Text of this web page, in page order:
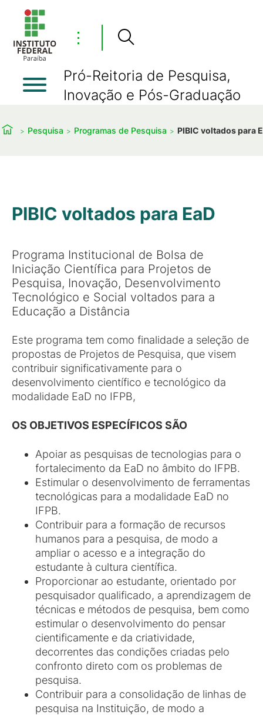
⋮
Pró-Reitoria de Pesquisa,
Inovação e Pós-Graduação
Pesquisa Programas de Pesquisa PIBIC voltados para
PIBIC voltados para EaD
Programa Institucional de Bolsa de
Iniciação Científica para Projetos de
Pesquisa, Inovação, Desenvolvimento
Tecnológico e Social voltados para a
Educação a Distância
Este programa tem como finalidade a seleção de
propostas de Projetos de Pesquisa, que visem
contribuir significativamente para o
desenvolvimento científico e tecnológico da
modalidade EaD no IFPB,
OS OBJETIVOS ESPECÍFICOS SÃO
Apoiar as pesquisas de tecnologias para o
fortalecimento da EaD no âmbito do IFPB.
Estimular o desenvolvimento de ferramentas
tecnológicas para a modalidade EaD no
IFPB.
Contribuir para a formação de recursos
humanos para a pesquisa, de modo a
ampliar o acesso e a integração do
estudante à cultura científica.
Proporcionar ao estudante, orientado por
pesquisador qualificado, a aprendizagem de
técnicas e métodos de pesquisa, bem como
estimular o desenvolvimento do pensar
cientificamente e da criatividade,
decorrentes das condições criadas pelo
confronto direto com os problemas de
pesquisa.
Contribuir para a consolidação de linhas de
pesquisa na Instituição, de modo a